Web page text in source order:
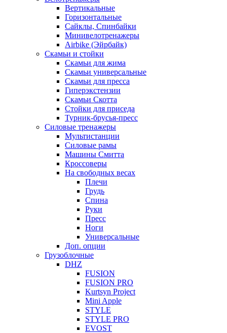
Вертикальные
Горизонтальные
Сайклы, Спинбайки
Минивелотренажеры
Airbike (Эйрбайк)
Скамьи и стойки
Скамьи для жима
Скамьи универсальные
Скамьи для пресса
Гиперэкстензии
Скамьи Скотта
Стойки для приседа
Турник-брусья-пресс
Силовые тренажеры
Мультистанции
Силовые рамы
Машины Смитта
Кроссоверы
На свободных весах
Плечи
Грудь
Спина
Руки
Пресс
Ноги
Универсальные
Доп. опции
Грузоблочные
DHZ
FUSION
FUSION PRO
Kurtsyn Project
Mini Apple
STYLE
STYLE PRO
EVOST